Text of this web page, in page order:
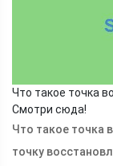
Что такое точка
Смотри сюда!
Что такое точка
точку